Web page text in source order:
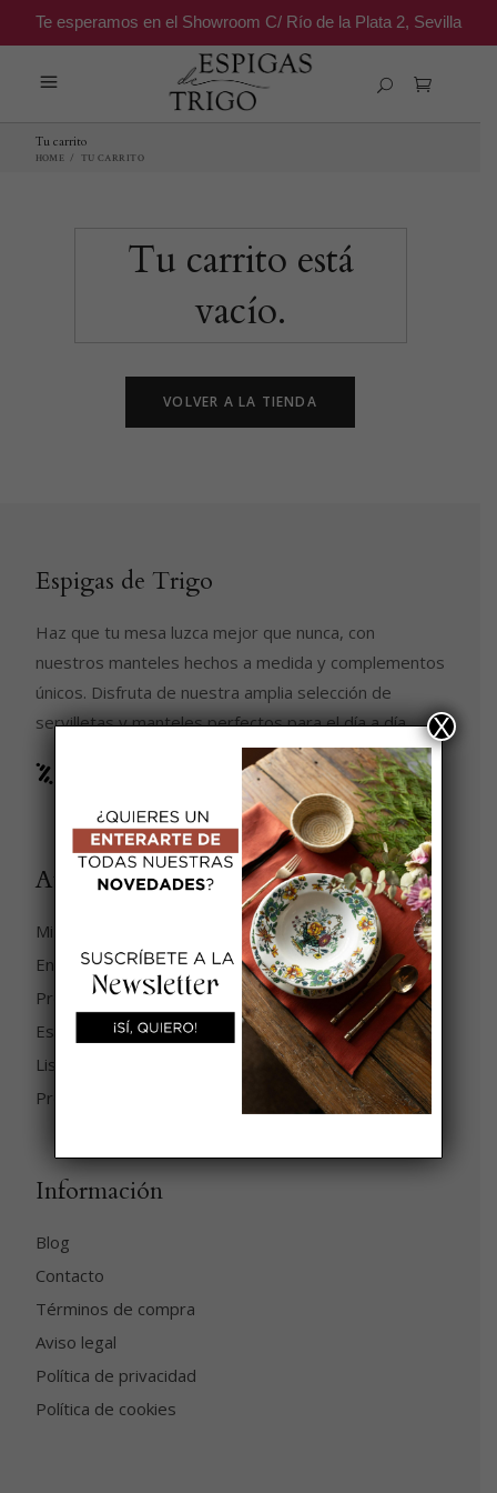
Te esperamos en el Showroom C/ Río de la Plata 2, Sevilla
Tu carrito
HOME / TU CARRITO
Tu carrito está
vacío.
VOLVER A LA TIENDA
Espigas de Trigo
Haz que tu mesa luzca mejor que nunca, con
nuestros manteles hechos a medida y complementos
únicos. Disfruta de nuestra amplia selección de
servilletas y manteles perfectos para el día a día.
Ayuda
Mi cuenta
Envíos y devoluciones
Preguntas frecuentes
Estado del pedido
Lista de Bodas
Prensa
Información
Blog
Contacto
Términos de compra
Aviso legal
Política de privacidad
Política de cookies
X